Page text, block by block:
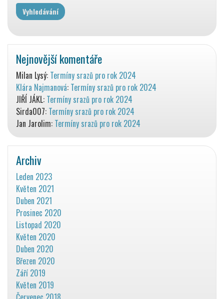
Nejnovější komentáře
Milan Lysý: Termíny srazů pro rok 2024
Klára Najmanová: Termíny srazů pro rok 2024
JIŘÍ JÁKL: Termíny srazů pro rok 2024
Sirda007: Termíny srazů pro rok 2024
Jan Jarolim: Termíny srazů pro rok 2024
Archiv
Leden 2023
Květen 2021
Duben 2021
Prosinec 2020
Listopad 2020
Květen 2020
Duben 2020
Březen 2020
Září 2019
Květen 2019